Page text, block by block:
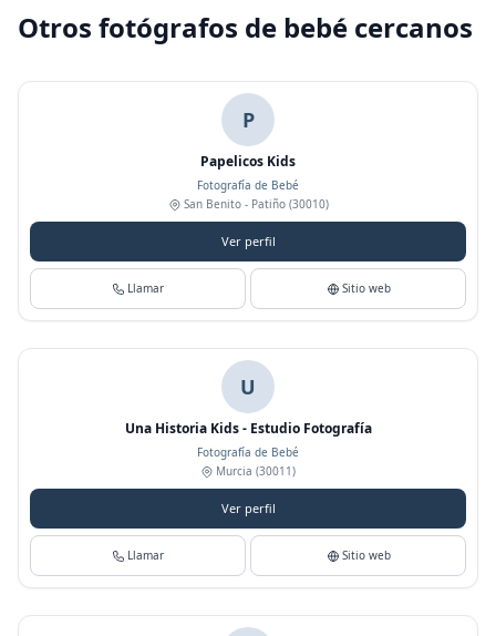
Otros fotógrafos de bebé cercanos
P
Papelicos Kids
Fotografía de Bebé
San Benito - Patiño(30010)
Ver perfil
Llamar Sitio web
U
Una Historia Kids - Estudio Fotografía
Fotografía de Bebé
Murcia (30011)
Ver perfil
Llamar Sitio web